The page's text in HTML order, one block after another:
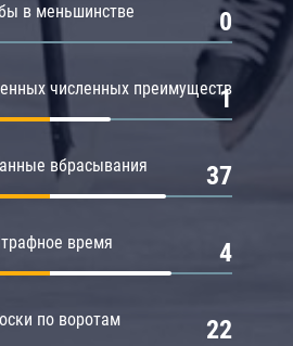
в меньшинстве 0
численных преимуществ
1
вбрасывания 37
время 4
по воротам 22